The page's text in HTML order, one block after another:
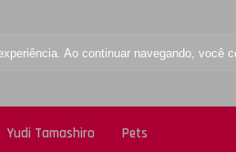
Ao continuar navegando, você
Yudi Tamashiro Pets